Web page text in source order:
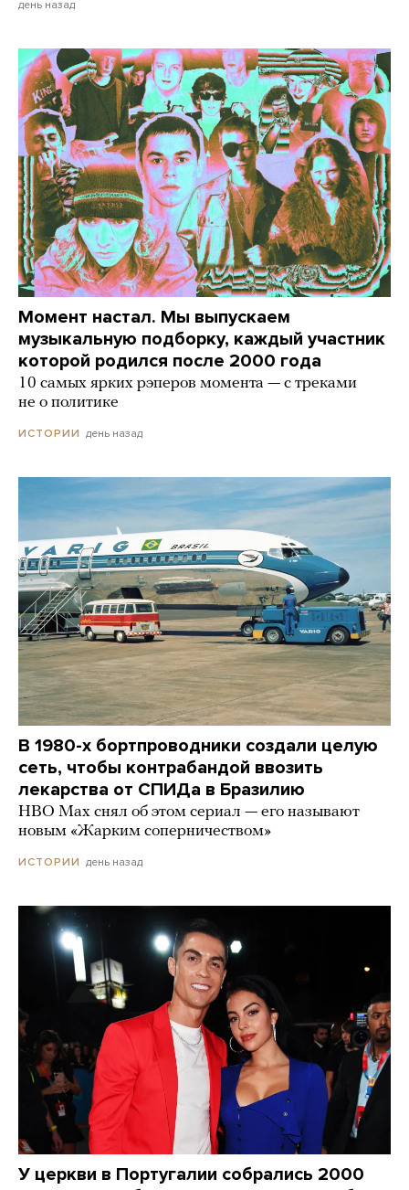
день назад
Момент настал. Мы выпускаем
музыкальную подборку, каждый участник
которой родился после 2000 года
10 самых ярких рэперов момента — с треками
не о политике
ИСТОРИИ день назад
В 1980-х бортпроводники создали целую
сеть, чтобы контрабандой ввозить
лекарства от СПИДа в Бразилию
HBO Max снял об этом сериал — его называют
новым «Жарким соперничеством»
ИСТОРИИ день назад
У церкви в Португалии собрались 2000